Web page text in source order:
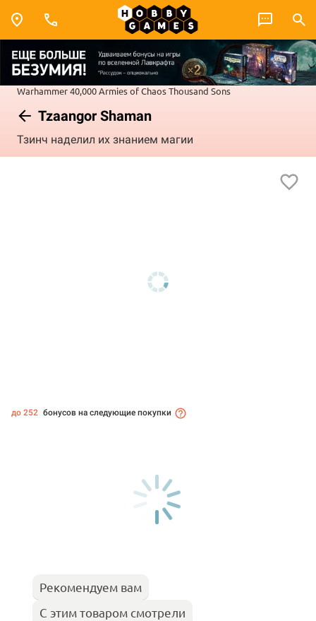
Warhammer 40,000Armies of ChaosThousand Sons
Tzaangor Shaman
Тзинч наделил их знанием магии
до 252 бонусов на следующие покупки
Рекомендуем вам
С этим товаром смотрели